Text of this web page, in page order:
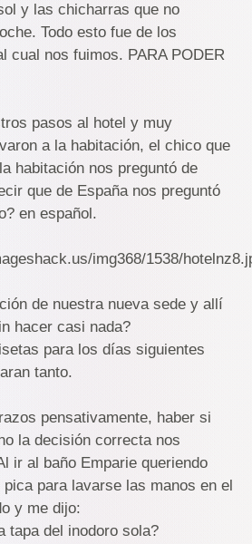
y las chicharras que no
Todo esto fue de los
cual nos fuimos. PARA PODER
pasos al hotel y muy
a la habitación, el chico que
habitación nos preguntó de
que de España nos preguntó
en español.
img368/1538/
de nuestra nueva sede y allí
hacer casi nada?
para los días siguientes
tanto.
pensativamente, haber si
la decisión correcta nos
ir al baño Emparie queriendo
para lavarse las manos en el
y me dijo:
tapa del inodoro sola?